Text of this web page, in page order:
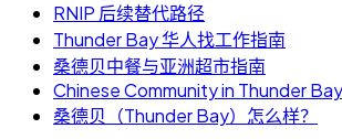
RNIP 后续替代路径
Thunder Bay 华人找工作指南
桑德贝中餐与亚洲超市指南
Chinese Community in Thunder Bay
桑德贝（Thunder Bay）怎么样？